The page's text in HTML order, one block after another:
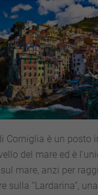
Corniglia è un posto
del mare ed è
mare, anzi per
sulla “Lardarina”,